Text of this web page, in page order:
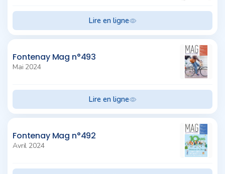
Lire en ligne
Fontenay Mag n°493
Mai 2024
Lire en ligne
Fontenay Mag n°492
Avril 2024